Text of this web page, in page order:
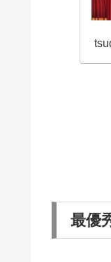
最優